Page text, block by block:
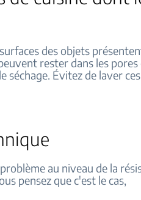
des objets
rester dans les pores
séchage. Évitez de laver ces
au niveau de la
pensez que c'est le cas,